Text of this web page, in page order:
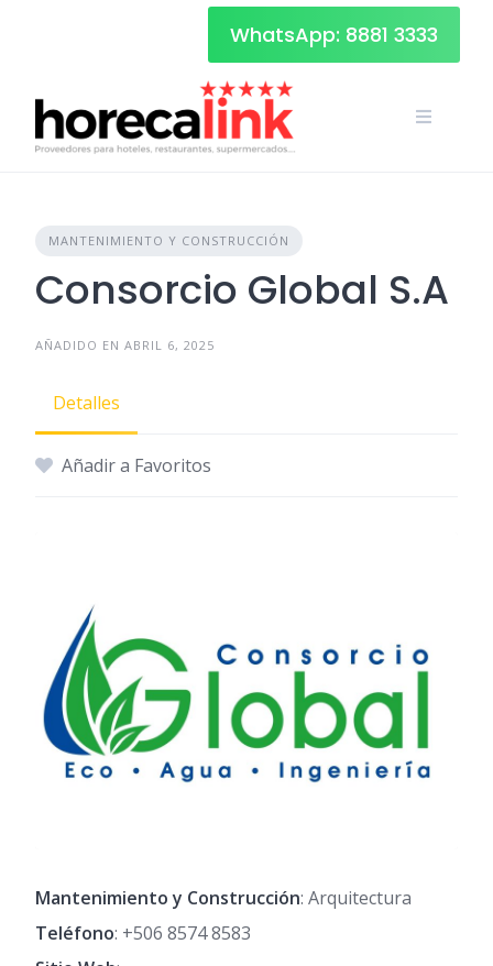
WhatsApp: 8881 3333
MANTENIMIENTO Y CONSTRUCCIÓN
Consorcio Global S.A
AÑADIDO EN ABRIL 6, 2025
Detalles
Añadir a Favoritos
Mantenimiento y Construcción: Arquitectura
Teléfono: +506 8574 8583